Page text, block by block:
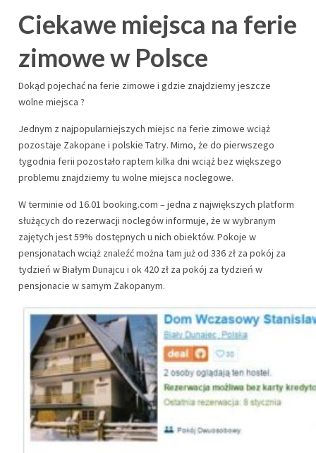
Ciekawe miejsca na ferie
zimowe w Polsce
Dokąd pojechać na ferie zimowe i gdzie znajdziemy jeszcze
wolne miejsca ?
Jednym z najpopularniejszych miejsc na ferie zimowe wciąż
pozostaje Zakopane i polskie Tatry. Mimo, że do pierwszego
tygodnia ferii pozostało raptem kilka dni wciąż bez większego
problemu znajdziemy tu wolne miejsca noclegowe.
W terminie od 16.01 booking.com – jedna z największych platform
służących do rezerwacji noclegów informuje, że w wybranym
zajętych jest 59% dostępnych u nich obiektów. Pokoje w
pensjonatach wciąż znaleźć można tam już od 336 zł za pokój za
tydzień w Białym Dunajcu i ok 420 zł za pokój za tydzień w
pensjonacie w samym Zakopanym.